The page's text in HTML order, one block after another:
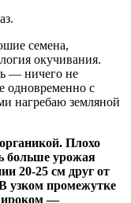
семена,
окучивания.
— ничего не
одновременно с
нагребаю земляной
Плохо
больше урожая
20-25 см друг от
узком промежутке
—